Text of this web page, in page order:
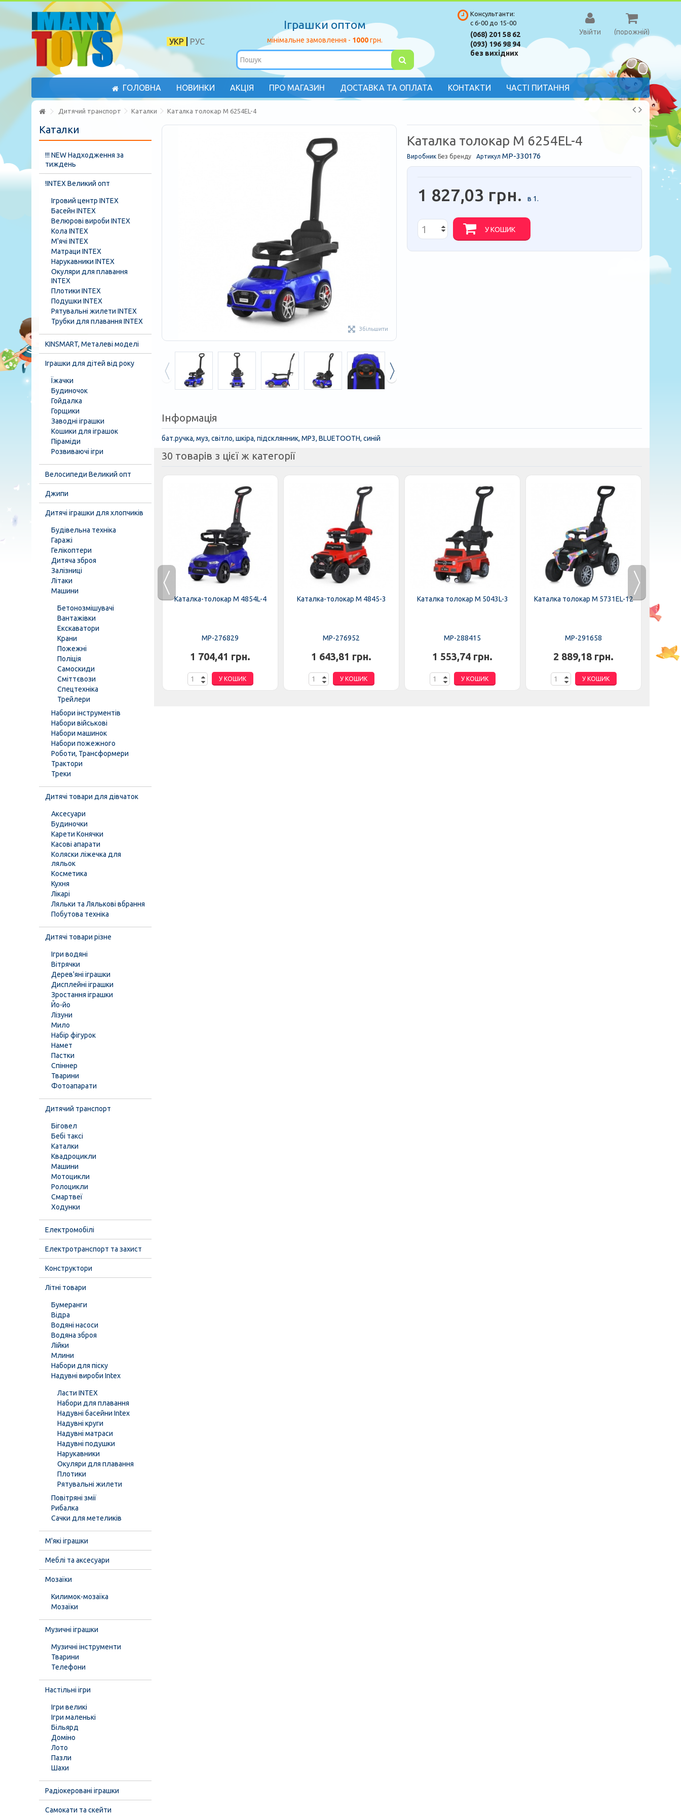
РУС
УКР
Іграшки оптом
мінімальне замовлення - 1000грн.
(порожній)
Увійти
Консультанти:
с 6-00 до 15-00
(068) 201 58 62
(093) 196 98 94
без вихідних
ГОЛОВНА НОВИНКИ АКЦІЯ ПРО МАГАЗИН ДОСТАВКА ТА ОПЛАТА КОНТАКТИ ЧАСТІ ПИТАННЯ
Дитячий транспорт Каталки Каталка толокар M 6254EL-4
Збільшити
Каталка толокар M 6254EL-4
Виробник Без бренду Артикул MP-330176
1 827,03 грн. в 1.
У КОШИК
Інформація
бат.ручка, муз, світло, шкіра, підсклянник, MP3, BLUETOOTH, синій
30 товарів з цієї ж категорії
941,54 грн.
Каталка-толокар M 4854L-4
MP-276829
1 704,41 грн.
У КОШИК
Каталка-толокар M 4845-3
MP-276952
1 643,81 грн.
У КОШИК
Каталка толокар M 5043L-3
MP-288415
1 553,74 грн.
У КОШИК
Каталка толокар M 5731EL-12
MP-291658
2 889,18 грн.
У КОШИК
Каталки
!!! NEW Надходження за
тиждень
!INTEX Великий опт
Ігровий центр INTEX
Басейн INTEX
Велюрові вироби INTEX
Кола INTEX
М'ячі INTEX
Матраци INTEX
Нарукавники INTEX
Окуляри для плавання
INTEX
Плотики INTEX
Подушки INTEX
Рятувальні жилети INTEX
Трубки для плавання INTEX
KINSMART, Металеві моделі
Іграшки для дітей від року
Їжачки
Будиночок
Гойдалка
Горщики
Заводні іграшки
Кошики для іграшок
Піраміди
Розвиваючі ігри
Велосипеди Великий опт
Джипи
Дитячі іграшки для хлопчиків
Будівельна техніка
Гаражі
Гелікоптери
Дитяча зброя
Залізниці
Літаки
Машини
Бетонозмішувачі
Вантажівки
Екскаватори
Крани
Пожежні
Поліція
Самоскиди
Сміттєвози
Спецтехніка
Трейлери
Набори інструментів
Набори військові
Набори машинок
Набори пожежного
Роботи, Трансформери
Трактори
Треки
Дитячі товари для дівчаток
Аксесуари
Будиночки
Карети Конячки
Касові апарати
Коляски ліжечка для
ляльок
Косметика
Кухня
Лікарі
Ляльки та Лялькові вбрання
Побутова техніка
Дитячі товари різне
Ігри водяні
Вітрячки
Дерев'яні іграшки
Дисплейні іграшки
Зростання іграшки
Йо-йо
Лізуни
Мило
Набір фігурок
Намет
Пастки
Спіннер
Тварини
Фотоапарати
Дитячий транспорт
Біговел
Бебі таксі
Каталки
Квадроцикли
Машини
Мотоцикли
Ролоцикли
Смартвеї
Ходунки
Електромобілі
Електротранспорт та захист
Конструктори
Літні товари
Бумеранги
Відра
Водяні насоси
Водяна зброя
Лійки
Млини
Набори для піску
Надувні вироби Intex
Ласти INTEX
Набори для плавання
Надувні басейни Intex
Надувні круги
Надувні матраси
Надувні подушки
Нарукавники
Окуляри для плавання
Плотики
Рятувальні жилети
Повітряні змії
Рибалка
Сачки для метеликів
М'які іграшки
Меблі та аксесуари
Мозаїки
Килимок-мозаїка
Мозаїки
Музичні іграшки
Музичні інструменти
Тварини
Телефони
Настільні ігри
Ігри великі
Ігри маленькі
Більярд
Доміно
Лото
Пазли
Шахи
Радіокеровані іграшки
Самокати та скейти